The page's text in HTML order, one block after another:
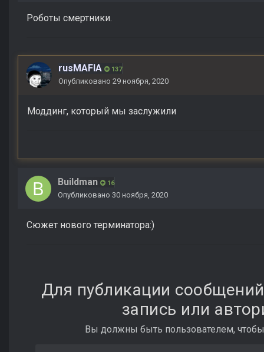
Роботы смертники.
rusMAFIA 137
Опубликовано 29 ноября, 2020
Моддинг, который мы заслужили
Buildman 16
Опубликовано 30 ноября, 2020
Сюжет нового терминатора:)
Для публикации
запись или
Вы должны быть пользователем,